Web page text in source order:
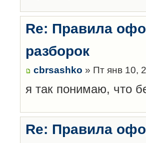
Re: Правила
разборок
cbrsashko » Пт янв 10,
я так понимаю, что
Re: Правила